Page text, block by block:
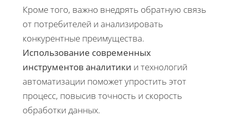
Кроме того, важно внедрять обратную связь
от потребителей и анализировать
конкурентные преимущества.
Использование современных
инструментов аналитики и технологий
автоматизации поможет упростить этот
процесс, повысив точность и скорость
обработки данных.